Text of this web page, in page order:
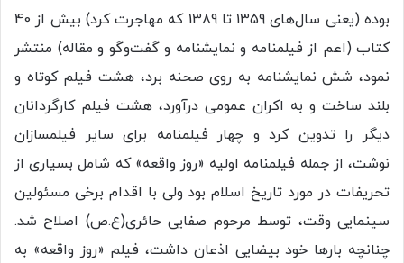
بوده (یعنی سال‌های 1359 تا 1389 که مهاجرت کرد) بیش از 40
کتاب (اعم از فیلمنامه و نمایشنامه و گفت‌وگو و مقاله) منتشر
نمود، شش نمایشنامه به روی صحنه برد، هشت فیلم کوتاه و
بلند ساخت و به اکران عمومی درآورد، هشت فیلم کارگردانان
دیگر را تدوین کرد و چهار فیلمنامه برای سایر فیلمسازان
نوشت، از جمله فیلمنامه اولیه «روز واقعه» که شامل بسیاری از
تحریفات در مورد تاریخ اسلام بود ولی با اقدام برخی مسئولین
سینمایی وقت، توسط مرحوم صفایی حائری(ع.ص) اصلاح شد.
چنانچه بارها خود بیضایی اذعان داشت، فیلم «روز واقعه» به